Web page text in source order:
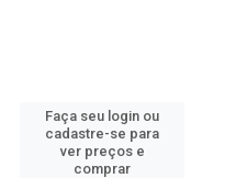
Faça seu login ou
cadastre-se para
ver preços e
comprar